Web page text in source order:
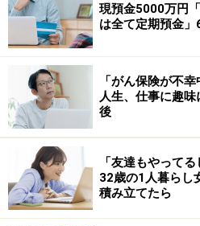
一方で、年金生活になってか
物」は控えるようになったそ
軽に外食をしたり、必要以上
ありましたが、現在は支出を
のだけを選ぶように」変化して
「年金生活で一番驚いたのは
減るスピードが早いことです
ばある程度は安定して生活で
実際には税金や社会保険料、
現預金5000万円
は全て定期預金
「がん保険が不
人生、仕事に趣
後
「友達もやって
32歳の1人暮らし
積み立てたら